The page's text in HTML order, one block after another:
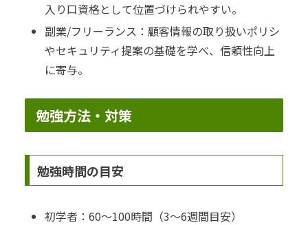
入り口資格として位置づけられやすい。
副業/フリーランス：顧客情報の取り扱いポリシ
やセキュリティ提案の基礎を学べ、信頼性向上
に寄与。
勉強方法・対策
勉強時間の目安
初学者：60〜100時間（3〜6週間目安）